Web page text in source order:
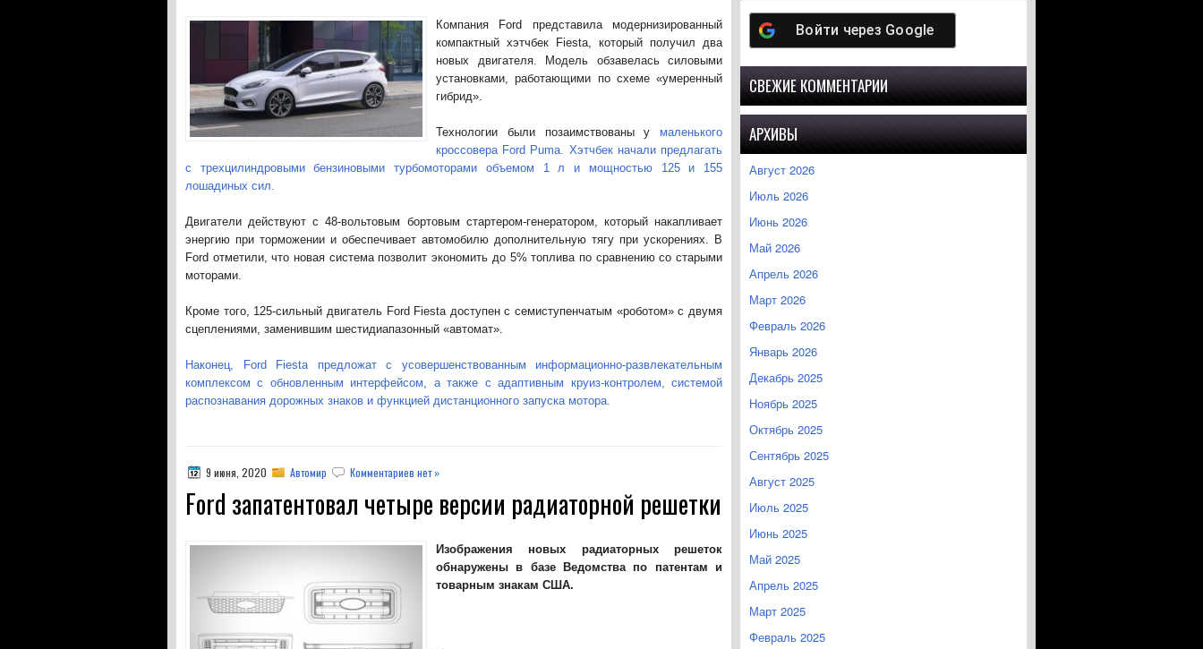
Компания Ford представила модернизированный
компактный хэтчбек Fiesta, который получил два
новых двигателя. Модель обзавелась силовыми
установками, работающими по схеме «умеренный
гибрид».
Технологии были позаимствованы у маленького
кроссовера Ford Puma. Хэтчбек начали предлагать
с трехцилиндровыми бензиновыми турбомоторами объемом 1 л и мощностью 125 и 155
лошадиных сил.
Двигатели действуют с 48-вольтовым бортовым стартером-генератором, который накапливает
энергию при торможении и обеспечивает автомобилю дополнительную тягу при ускорениях. В
Ford отметили, что новая система позволит экономить до 5% топлива по сравнению со старыми
моторами.
Кроме того, 125-сильный двигатель Ford Fiesta доступен с семиступенчатым «роботом» с двумя
сцеплениями, заменившим шестидиапазонный «автомат».
Наконец, Ford Fiesta предложат с усовершенствованным информационно-развлекательным
комплексом с обновленным интерфейсом, а также с адаптивным круиз-контролем, системой
распознавания дорожных знаков и функцией дистанционного запуска мотора.
9 июня, 2020 Автомир Комментариев нет »
Ford запатентовал четыре версии радиаторной решетки
Изображения новых радиаторных решеток
обнаружены в базе Ведомства по патентам и
товарным знакам США.
Войти через Google
СВЕЖИЕ КОММЕНТАРИИ
АРХИВЫ
Август 2026
Июль 2026
Июнь 2026
Май 2026
Апрель 2026
Март 2026
Февраль 2026
Январь 2026
Декабрь 2025
Ноябрь 2025
Октябрь 2025
Сентябрь 2025
Август 2025
Июль 2025
Июнь 2025
Май 2025
Апрель 2025
Март 2025
Февраль 2025